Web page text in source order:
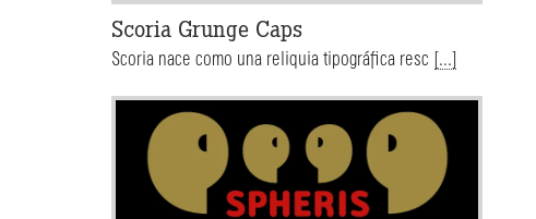
Scoria Grunge Caps
Scoria nace como una reliquia tipográfica resc [...]